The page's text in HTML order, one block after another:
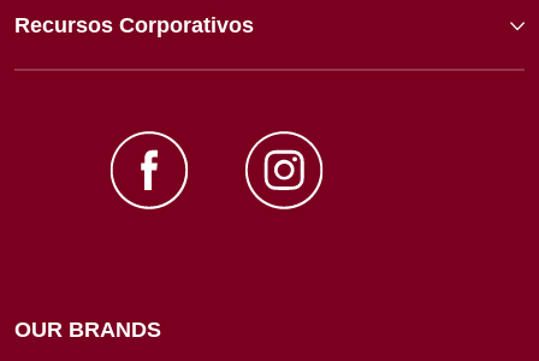
Recursos Corporativos
OUR BRANDS